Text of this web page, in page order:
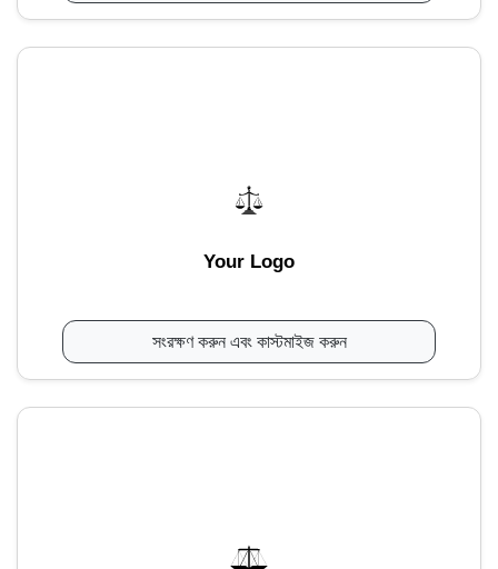
Your Logo
সংরক্ষণ করুন এবং কাস্টমাইজ করুন